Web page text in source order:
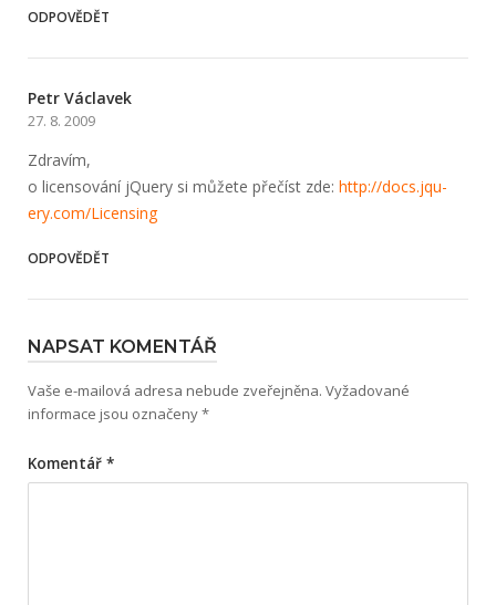
ODPOVĚDĚT
Petr Václavek
27. 8. 2009
Zdravím,
o licensování jQuery si můžete přečíst zde: http://docs.jqu­
ery.com/Licen­sing
ODPOVĚDĚT
NAPSAT KOMENTÁŘ
Vaše e-mailová adresa nebude zveřejněna. Vyžadované
informace jsou označeny*
Komentář *